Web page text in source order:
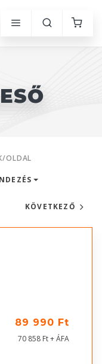
OLDAL
KÖVETKEZŐ
89 990 Ft
70 858 Ft + ÁFA